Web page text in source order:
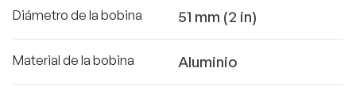
Diámetro de la bobina 51 mm (2 in)
Material de la bobina Aluminio